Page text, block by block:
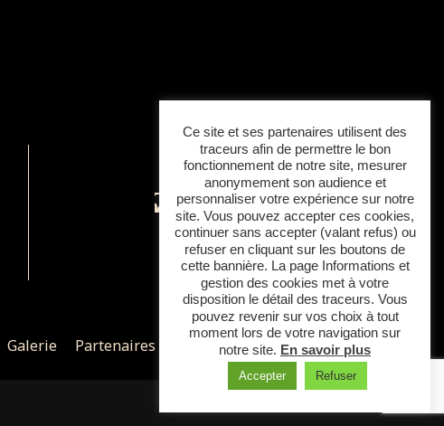
Contactez-nous
Horaires
Galerie Partenaires Actualités et contact
Ce site et ses partenaires utilisent des
traceurs afin de permettre le bon
fonctionnement de notre site, mesurer
anonymement son audience et
personnaliser votre expérience sur notre
site. Vous pouvez accepter ces cookies,
continuer sans accepter (valant refus) ou
refuser en cliquant sur les boutons de
cette bannière. La page Informations et
gestion des cookies met à votre
disposition le détail des traceurs. Vous
pouvez revenir sur vos choix à tout
moment lors de votre navigation sur
notre site. En savoir plus
Accepter Refuser